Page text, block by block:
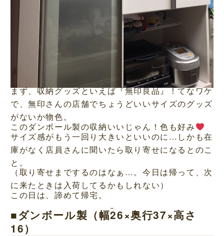
まず、収納グッズといえば『無印良品』！てなワケ
で、無印さんの店舗でちょうどいいサイズのグッズ
がないか物色。
このダンボール製の収納いいじゃん！色も好み
サイズ感がもう一回り大きいといいのに…しかも在
庫がなく店員さんに聞いたら取り寄せになるとのこ
と。
（取り寄せまでするのはなぁ…。今日は帰って、次
に来たときは入荷してるかもしれない）
この日は、諦めて帰宅。
■ダンボール製（幅26×奥行37×高さ
16）